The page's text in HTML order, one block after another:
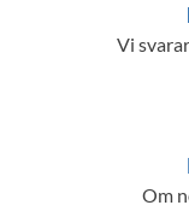
Vi
Om